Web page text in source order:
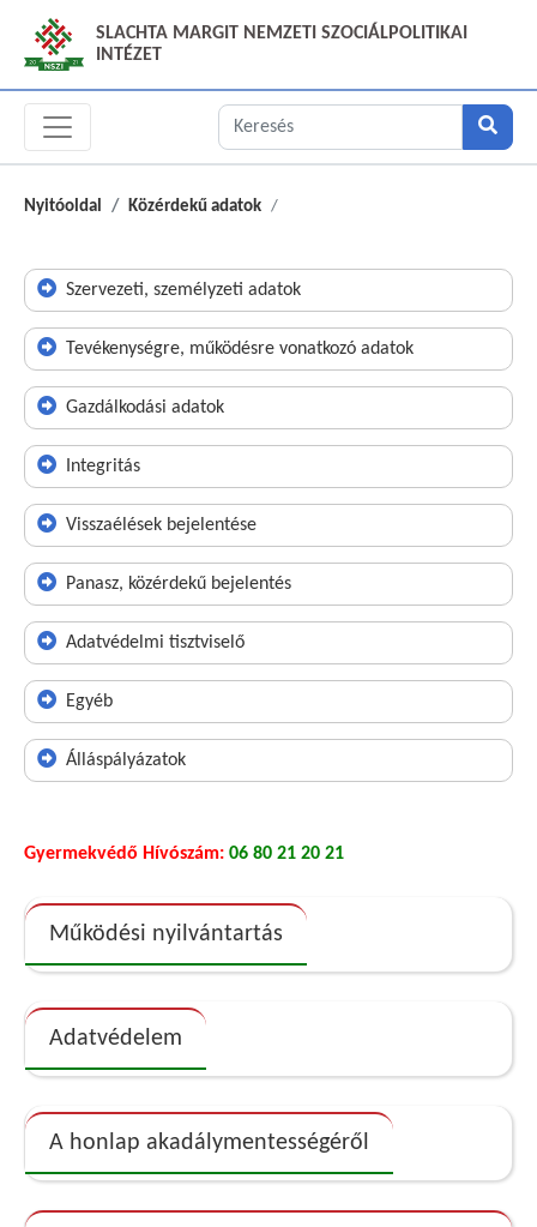
SLACHTA MARGIT NEMZETI SZOCIÁLPOLITIKAI
INTÉZET
Nyitóoldal Közérdekű adatok
Szervezeti, személyzeti adatok
Tevékenységre, működésre vonatkozó adatok
Gazdálkodási adatok
Integritás
Visszaélések bejelentése
Panasz, közérdekű bejelentés
Adatvédelmi tisztviselő
Egyéb
Álláspályázatok
Gyermekvédő Hívószám: 06 80 21 20 21
Működési nyilvántartás
Adatvédelem
A honlap akadálymentességéről